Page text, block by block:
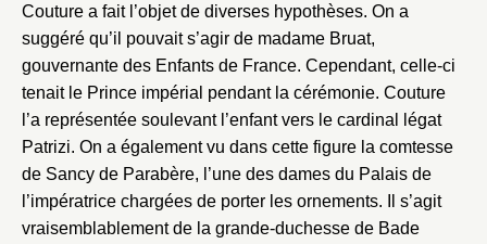
Couture a fait l’objet de diverses hypothèses. On a
suggéré qu’il pouvait s’agir de madame Bruat,
gouvernante des Enfants de France. Cependant, celle-ci
tenait le Prince impérial pendant la cérémonie. Couture
l’a représentée soulevant l’enfant vers le cardinal légat
Patrizi. On a également vu dans cette figure la comtesse
de Sancy de Parabère, l’une des dames du Palais de
l’impératrice chargées de porter les ornements. Il s’agit
vraisemblablement de la grande-duchesse de Bade